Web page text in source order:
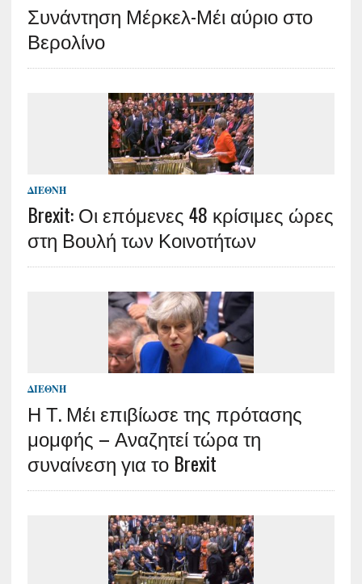
Συνάντηση Μέρκελ-Μέι αύριο στο
Βερολίνο
ΔΙΕΘΝΉ
Brexit: Οι επόμενες 48 κρίσιμες ώρες
στη Βουλή των Κοινοτήτων
ΔΙΕΘΝΉ
Η Τ. Μέι επιβίωσε της πρότασης
μομφής – Αναζητεί τώρα τη
συναίνεση για το Brexit